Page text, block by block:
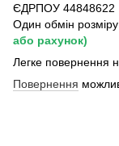
ЄДРПОУ 44848622
Один обмін розміру
або рахунок)
Легке повернення
Повернення